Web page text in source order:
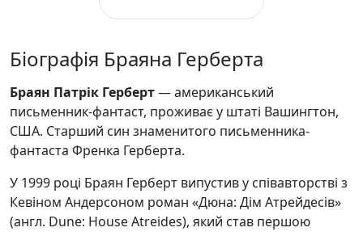
Біографія Браяна Герберта
Браян Патрік Герберт— американський
письменник-фантаст, проживає у штаті Вашингтон,
США. Старший син знаменитого письменника-
фантаста Френка Герберта.
У 1999 році Браян Герберт випустив у співавторстві з
Кевіном Андерсоном роман «Дюна: Дім Атрейдесів»
(англ. Dune: House Atreides), який став першою